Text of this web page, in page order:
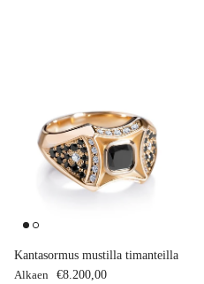
Kantasormus mustilla timanteilla
Normaalihinta
Alkaen €8.200,00